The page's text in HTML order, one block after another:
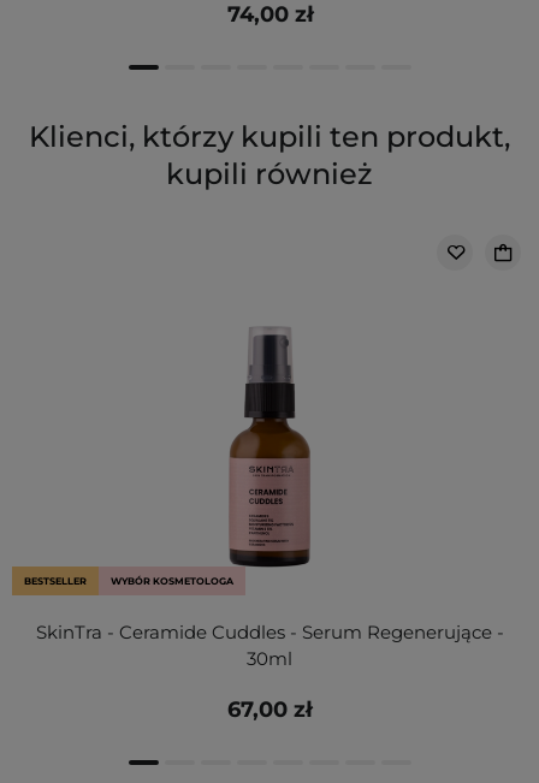
74,00 zł
Klienci, którzy kupili ten produkt,
kupili również
BESTSELLER WYBÓR KOSMETOLOGA
SkinTra - Ceramide Cuddles - Serum Regenerujące -
30ml
67,00 zł